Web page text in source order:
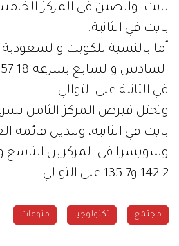
بايت في الثانية.
أما بالنسبة للكويت والسعودية
في الثانية على التوالي.
بايت في الثانية، وتتذيل قائمة
وسويسرا في المركزين التاسع
142.2 و135.7 على التوالي.
مجتمع تكنولوجيا منوعات